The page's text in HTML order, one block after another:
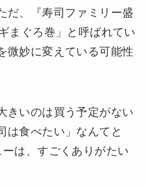
だ、『寿司ファミリー盛
まぐろ巻」と呼ばれてい
微妙に変えている可能性
きいのは買う予定がない
は食べたい」なんてと
は、すごくありがたい